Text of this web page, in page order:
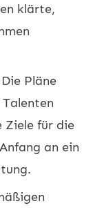
klärte,
Die Pläne
Ziele für die
an ein